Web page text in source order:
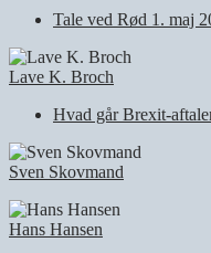
Tale ved Rød 1. maj
Lave K. Broch
Hvad går Brexit-
Sven Skovmand
Hans Hansen